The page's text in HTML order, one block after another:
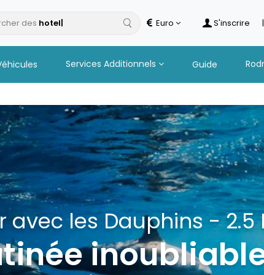
des Euro S'inscrire |
Services Additionnels Guide
à Îlot
Boissons